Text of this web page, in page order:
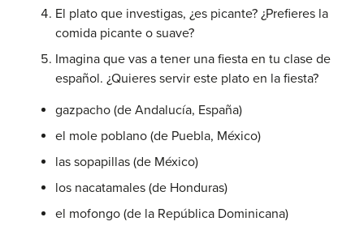
El plato que investigas, ¿es picante? ¿Prefieres la
comida picante o suave?
Imagina que vas a tener una fiesta en tu clase de
español. ¿Quieres servir este plato en la fiesta?
gazpacho (de Andalucía, España)
el mole poblano (de Puebla, México)
las sopapillas (de México)
los nacatamales (de Honduras)
el mofongo (de la República Dominicana)